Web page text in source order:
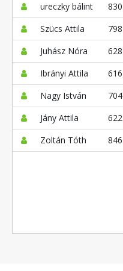
ureczky bálint
830
Szücs Attila
798
Juhász Nóra
628
Ibrányi Attila
616
Nagy István
704
Jány Attila
622
Zoltán Tóth
846